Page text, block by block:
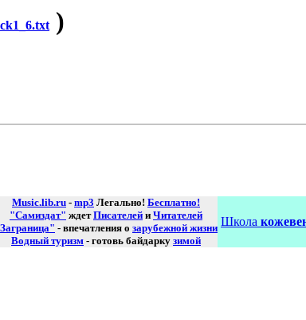
)
Music.lib.ru - mp3 Легально! Бесплатно!
"Самиздат" ждетПисателей и Читателей
- впечатления о зарубежной жизни
Водный туризм - готовь байдарку зимой
Школа